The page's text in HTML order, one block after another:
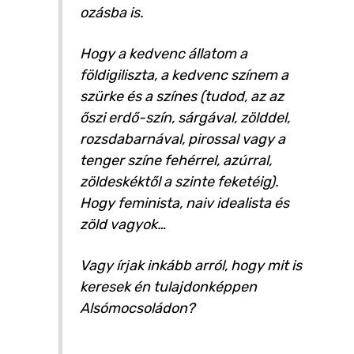
ozásba is.
Hogy a kedvenc állatom a
földigiliszta, a kedvenc színem a
szürke és a színes (tudod, az az
őszi erdő-szín, sárgával, zölddel,
rozsdabarnával, pirossal vagy a
tenger színe fehérrel, azúrral,
zöldeskéktől a szinte feketéig).
Hogy feminista, naiv idealista és
zöld vagyok…
Vagy írjak inkább arról, hogy mit is
keresek én tulajdonképpen
Alsómocsoládon?